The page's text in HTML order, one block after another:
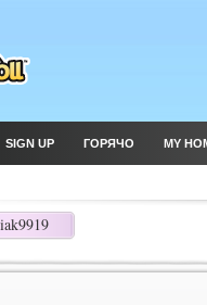
SIGN UP ГОРЯЧО MY